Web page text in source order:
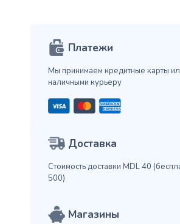
Платежи
Мы принимаем кредитные карты
наличными курьеру
Доставка
Стоимость доставки MDL 40
500)
Магазины